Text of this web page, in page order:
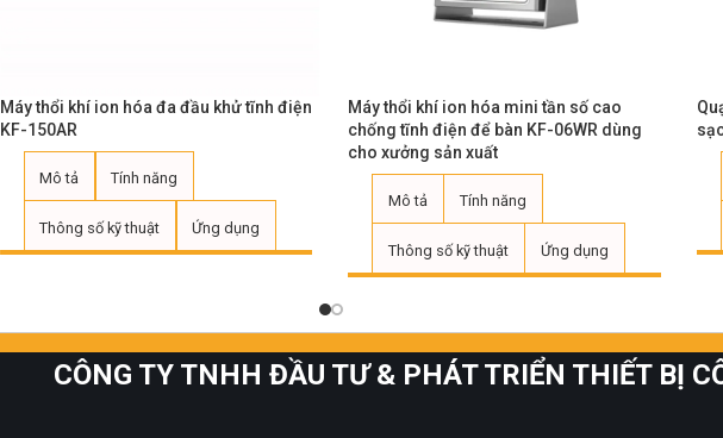
Máy thổi khí ion hóa đa đầu khử tĩnh điện
KF-150AR
Mô tả Tính năng
Thông số kỹ thuật Ứng dụng
Máy thổi khí ion hóa mini tần số cao
chống tĩnh điện để bàn KF-06WR dùng
cho xưởng sản xuất
Mô tả Tính năng
Thông số kỹ thuật Ứng dụng
CÔNG TY TNHH ĐẦU TƯ & PHÁT TRIỂN THIẾT BỊ